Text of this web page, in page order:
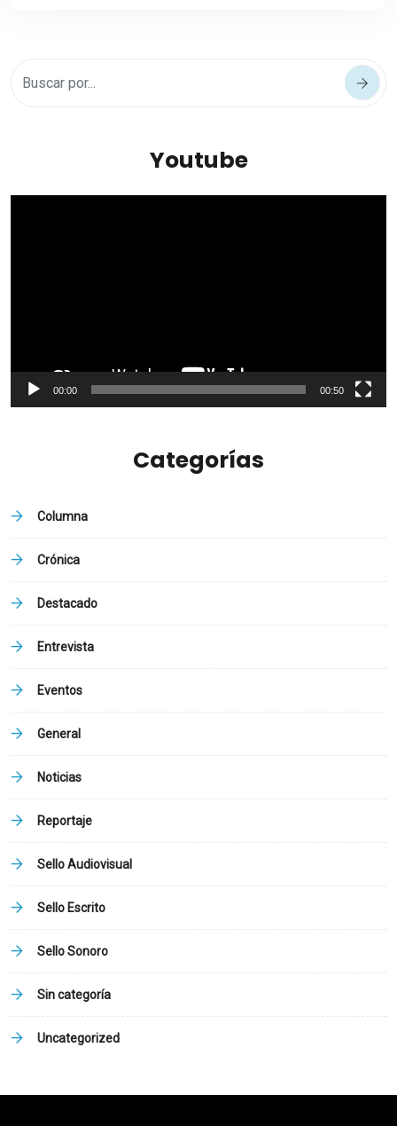
Youtube
00:00 00:50
Categorías
Columna
Crónica
Destacado
Entrevista
Eventos
General
Noticias
Reportaje
Sello Audiovisual
Sello Escrito
Sello Sonoro
Sin categoría
Uncategorized